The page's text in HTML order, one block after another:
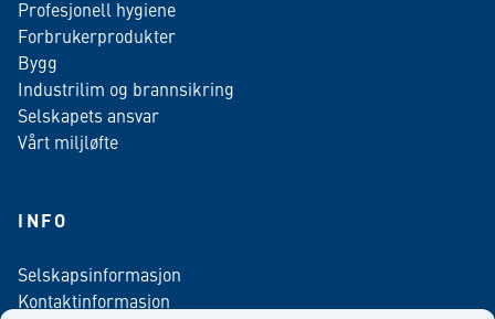
Profesjonell hygiene
Forbrukerprodukter
Bygg
Industrilim og brannsikring
Selskapets ansvar
Vårt miljløfte
INFO
Selskapsinformasjon
Kontaktinformasjon